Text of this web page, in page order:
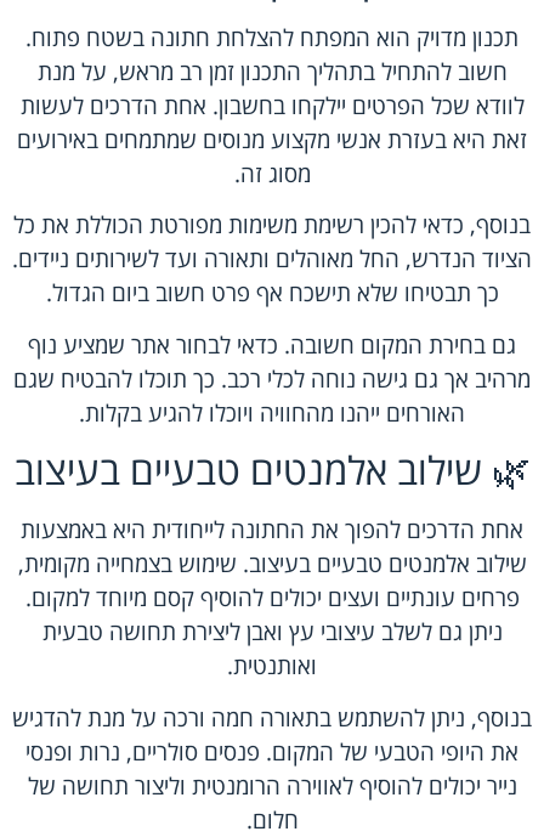
תכנון מדויק הוא המפתח להצלחת חתונה בשטח פתוח.
חשוב להתחיל בתהליך התכנון זמן רב מראש, על מנת
לוודא שכל הפרטים יילקחו בחשבון. אחת הדרכים לעשות
זאת היא בעזרת אנשי מקצוע מנוסים שמתמחים באירועים
מסוג זה.
בנוסף, כדאי להכין רשימת משימות מפורטת הכוללת את כל
הציוד הנדרש, החל מאוהלים ותאורה ועד לשירותים ניידים.
כך תבטיחו שלא תישכח אף פרט חשוב ביום הגדול.
גם בחירת המקום חשובה. כדאי לבחור אתר שמציע נוף
מרהיב אך גם גישה נוחה לכלי רכב. כך תוכלו להבטיח שגם
האורחים ייהנו מהחוויה ויוכלו להגיע בקלות.
🌿 שילוב אלמנטים טבעיים בעיצוב
אחת הדרכים להפוך את החתונה לייחודית היא באמצעות
שילוב אלמנטים טבעיים בעיצוב. שימוש בצמחייה מקומית,
פרחים עונתיים ועצים יכולים להוסיף קסם מיוחד למקום.
ניתן גם לשלב עיצובי עץ ואבן ליצירת תחושה טבעית
ואותנטית.
בנוסף, ניתן להשתמש בתאורה חמה ורכה על מנת להדגיש
את היופי הטבעי של המקום. פנסים סולריים, נרות ופנסי
נייר יכולים להוסיף לאווירה הרומנטית וליצור תחושה של
חלום.